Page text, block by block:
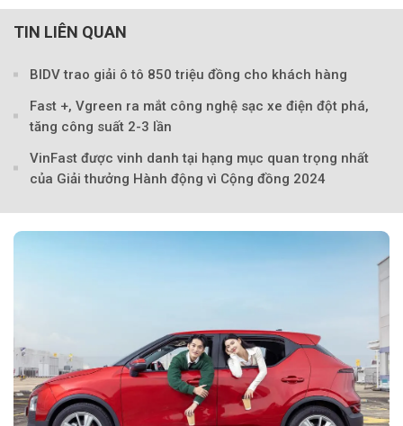
Theo
TIN LIÊN QUAN
BIDV trao giải ô tô 850 triệu đồng cho khách hàng
Fast +, Vgreen ra mắt công nghệ sạc xe điện đột phá,
tăng công suất 2-3 lần
VinFast được vinh danh tại hạng mục quan trọng nhất
của Giải thưởng Hành động vì Cộng đồng 2024